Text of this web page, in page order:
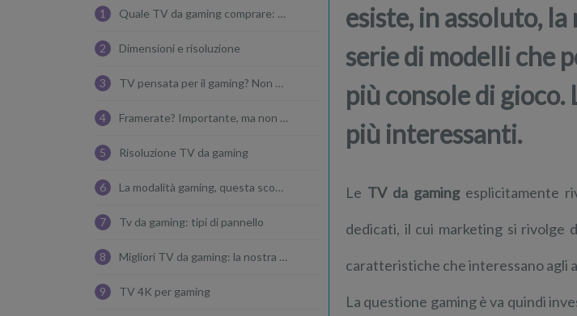
1 Quale TV da gaming comprare: dilemma di non facile soluzione
2 Dimensioni e risoluzione
3 TV pensata per il gaming? Non necessariamente ideale per i film
4 Framerate? Importante, ma non sottovalutate la qualità dell'immagine
5 Risoluzione TV da gaming
6 La modalità gaming, questa sconosciuta
7 Tv da gaming: tipi di pannello
8 Migliori TV da gaming: la nostra lista
9 TV 4K per gaming
esiste, in assoluto,
serie di modelli che
più console di
più interessanti.
Le TV da gamingesplicitamente
dedicati, il cui marketing si rivolge
caratteristiche che interessano agli
La questione gaming è va quindi